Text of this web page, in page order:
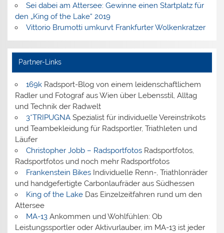
Sei dabei am Attersee: Gewinne einen Startplatz für
den „King of the Lake“ 2019
Vittorio Brumotti umkurvt Frankfurter Wolkenkratzer
Partner-Links
169kRadsport-Blog von einem leidenschaftlichem
Radler und Fotograf aus Wien über Lebensstil, Alltag
und Technik der Radwelt
3*TRIPUGNASpezialist für individuelle Vereinstrikots
und Teambekleidung für Radsportler, Triathleten und
Läufer
Christopher Jobb – RadsportfotosRadsportfotos,
Radsportfotos und noch mehr Radsportfotos
Frankenstein BikesIndividuelle Renn-, Triathlonräder
und handgefertigte Carbonlaufräder aus Südhessen
King of the LakeDas Einzelzeitfahren rund um den
Attersee
MA-13Ankommen und Wohlfühlen: Ob
Leistungssportler oder Aktivurlauber, im MA-13 ist jeder